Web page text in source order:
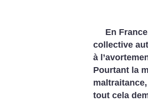
En
collective
à
Pourtant la
tout cela